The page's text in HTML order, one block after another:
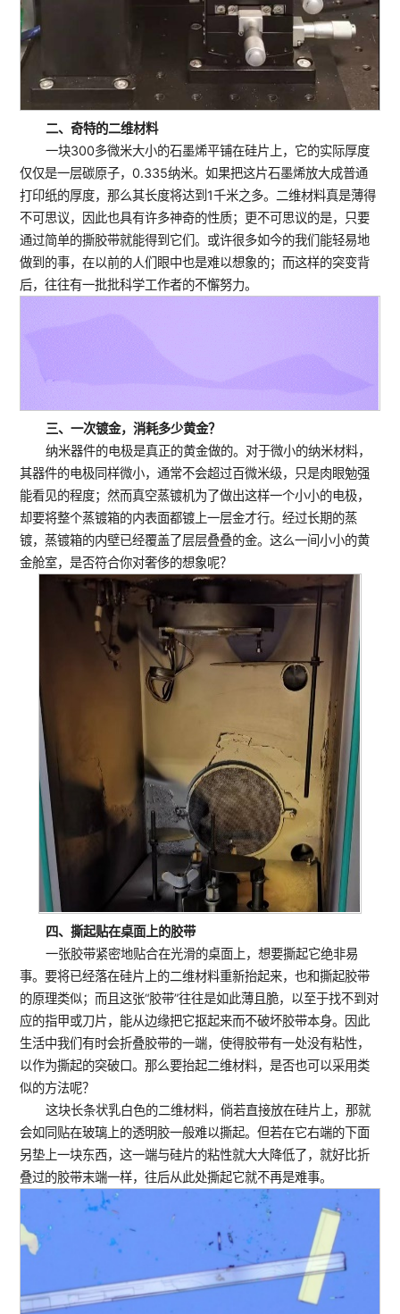
二、奇特的二维材料
一块300多微米大小的石墨烯平铺在硅片上，它的实际厚度
仅仅是一层碳原子，0.335纳米。如果把这片石墨烯放大成普通
打印纸的厚度，那么其长度将达到1千米之多。二维材料真是薄得
不可思议，因此也具有许多神奇的性质；更不可思议的是，只要
通过简单的撕胶带就能得到它们。或许很多如今的我们能轻易地
做到的事，在以前的人们眼中也是难以想象的；而这样的突变背
后，往往有一批批科学工作者的不懈努力。
三、一次镀金，消耗多少黄金？
纳米器件的电极是真正的黄金做的。对于微小的纳米材料，
其器件的电极同样微小，通常不会超过百微米级，只是肉眼勉强
能看见的程度；然而真空蒸镀机为了做出这样一个小小的电极，
却要将整个蒸镀箱的内表面都镀上一层金才行。经过长期的蒸
镀，蒸镀箱的内壁已经覆盖了层层叠叠的金。这么一间小小的黄
金舱室，是否符合你对奢侈的想象呢？
四、撕起贴在桌面上的胶带
一张胶带紧密地贴合在光滑的桌面上，想要撕起它绝非易
事。要将已经落在硅片上的二维材料重新抬起来，也和撕起胶带
的原理类似；而且这张“胶带”往往是如此薄且脆，以至于找不到对
应的指甲或刀片，能从边缘把它抠起来而不破坏胶带本身。因此
生活中我们有时会折叠胶带的一端，使得胶带有一处没有粘性，
以作为撕起的突破口。那么要抬起二维材料，是否也可以采用类
似的方法呢？
这块长条状乳白色的二维材料，倘若直接放在硅片上，那就
会如同贴在玻璃上的透明胶一般难以撕起。但若在它右端的下面
另垫上一块东西，这一端与硅片的粘性就大大降低了，就好比折
叠过的胶带末端一样，往后从此处撕起它就不再是难事。